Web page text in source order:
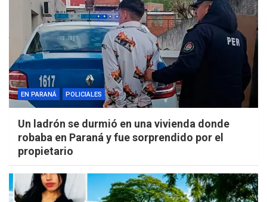
EN PARANÁ POLICIALES
Un ladrón se durmió en una vivienda donde
robaba en Paraná y fue sorprendido por el
propietario